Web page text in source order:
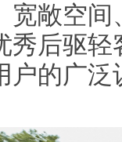
宽敞空
秀后驱
户的广